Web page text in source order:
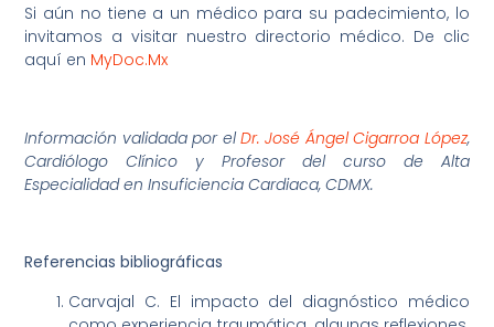
Si aún no tiene a un médico para su padecimiento, lo
invitamos a visitar nuestro directorio médico. De clic
aquí en MyDoc.Mx
Información validada por elDr. José Ángel Cigarroa López,
Cardiólogo Clínico y Profesor del curso de Alta
Especialidad en Insuficiencia Cardiaca, CDMX.
Referencias bibliográficas
Carvajal C. El impacto del diagnóstico médico